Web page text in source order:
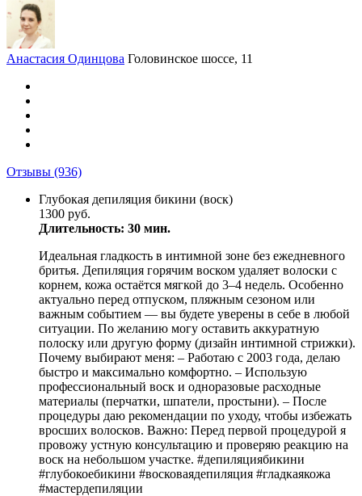
Анастасия Одинцова Головинское шоссе, 11
Отзывы (936)
Глубокая депиляция бикини (воск)
1300 руб.
Длительность: 30 мин.
Идеальная гладкость в интимной зоне без ежедневного
бритья. Депиляция горячим воском удаляет волоски с
корнем, кожа остаётся мягкой до 3–4 недель. Особенно
актуально перед отпуском, пляжным сезоном или
важным событием — вы будете уверены в себе в любой
ситуации. По желанию могу оставить аккуратную
полоску или другую форму (дизайн интимной стрижки).
Почему выбирают меня: – Работаю с 2003 года, делаю
быстро и максимально комфортно. – Использую
профессиональный воск и одноразовые расходные
материалы (перчатки, шпатели, простыни). – После
процедуры даю рекомендации по уходу, чтобы избежать
вросших волосков. Важно: Перед первой процедурой я
провожу устную консультацию и проверяю реакцию на
воск на небольшом участке. #депиляциябикини
#глубокоебикини #восковаядепиляция #гладкаякожа
#мастердепиляции